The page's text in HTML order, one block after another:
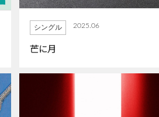
シングル 2025.06
芒に月